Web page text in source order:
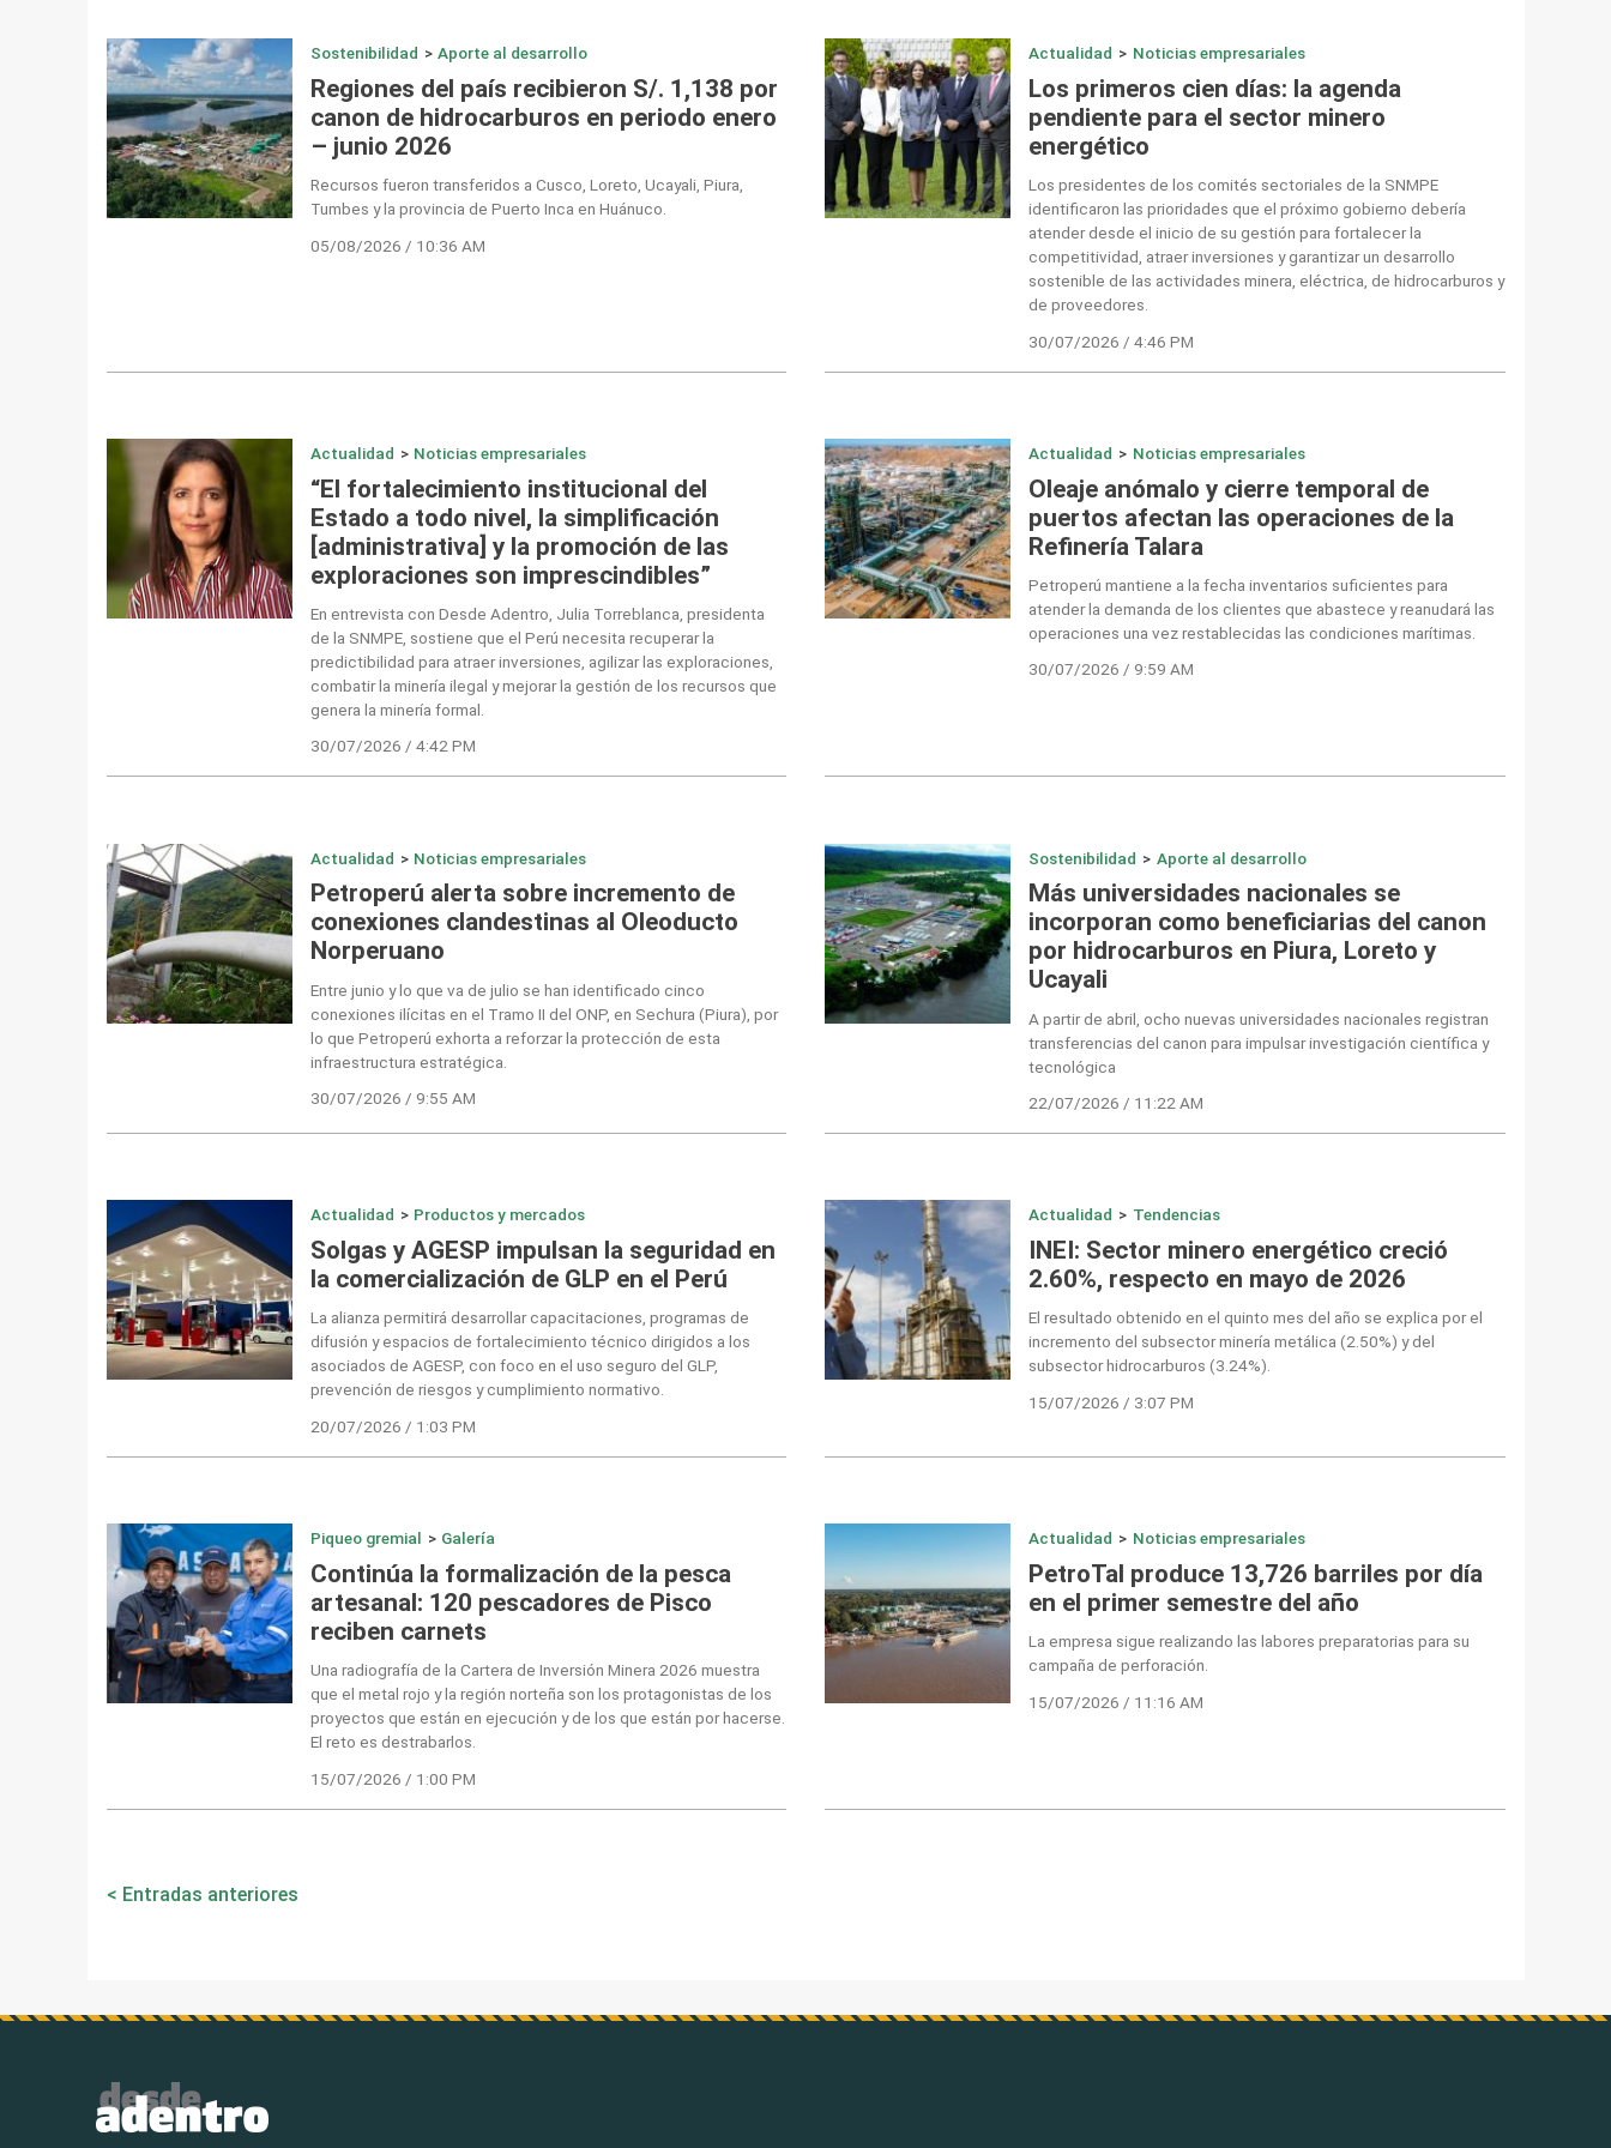
Sostenibilidad > Aporte al desarrollo
Regiones del país recibieron S/. 1,138 por
canon de hidrocarburos en periodo enero
– junio 2026
Recursos fueron transferidos a Cusco, Loreto, Ucayali, Piura,
Tumbes y la provincia de Puerto Inca en Huánuco.
05/08/2026 / 10:36 AM
Actualidad > Noticias empresariales
Los primeros cien días: la agenda
pendiente para el sector minero
energético
Los presidentes de los comités sectoriales de la SNMPE
identificaron las prioridades que el próximo gobierno debería
atender desde el inicio de su gestión para fortalecer la
competitividad, atraer inversiones y garantizar un desarrollo
sostenible de las actividades minera, eléctrica, de hidrocarburos y
de proveedores.
30/07/2026 / 4:46 PM
Actualidad > Noticias empresariales
“El fortalecimiento institucional del
Estado a todo nivel, la simplificación
[administrativa] y la promoción de las
exploraciones son imprescindibles”
En entrevista con Desde Adentro, Julia Torreblanca, presidenta
de la SNMPE, sostiene que el Perú necesita recuperar la
predictibilidad para atraer inversiones, agilizar las exploraciones,
combatir la minería ilegal y mejorar la gestión de los recursos que
genera la minería formal.
30/07/2026 / 4:42 PM
Actualidad > Noticias empresariales
Oleaje anómalo y cierre temporal de
puertos afectan las operaciones de la
Refinería Talara
Petroperú mantiene a la fecha inventarios suficientes para
atender la demanda de los clientes que abastece y reanudará las
operaciones una vez restablecidas las condiciones marítimas.
30/07/2026 / 9:59 AM
Actualidad > Noticias empresariales
Petroperú alerta sobre incremento de
conexiones clandestinas al Oleoducto
Norperuano
Entre junio y lo que va de julio se han identificado cinco
conexiones ilícitas en el Tramo II del ONP, en Sechura (Piura), por
lo que Petroperú exhorta a reforzar la protección de esta
infraestructura estratégica.
30/07/2026 / 9:55 AM
Sostenibilidad > Aporte al desarrollo
Más universidades nacionales se
incorporan como beneficiarias del canon
por hidrocarburos en Piura, Loreto y
Ucayali
A partir de abril, ocho nuevas universidades nacionales registran
transferencias del canon para impulsar investigación científica y
tecnológica
22/07/2026 / 11:22 AM
Actualidad > Productos y mercados
Solgas y AGESP impulsan la seguridad en
la comercialización de GLP en el Perú
La alianza permitirá desarrollar capacitaciones, programas de
difusión y espacios de fortalecimiento técnico dirigidos a los
asociados de AGESP, con foco en el uso seguro del GLP,
prevención de riesgos y cumplimiento normativo.
20/07/2026 / 1:03 PM
Actualidad > Tendencias
INEI: Sector minero energético creció
2.60%, respecto en mayo de 2026
El resultado obtenido en el quinto mes del año se explica por el
incremento del subsector minería metálica (2.50%) y del
subsector hidrocarburos (3.24%).
15/07/2026 / 3:07 PM
Piqueo gremial > Galería
Continúa la formalización de la pesca
artesanal: 120 pescadores de Pisco
reciben carnets
Una radiografía de la Cartera de Inversión Minera 2026 muestra
que el metal rojo y la región norteña son los protagonistas de los
proyectos que están en ejecución y de los que están por hacerse.
El reto es destrabarlos.
15/07/2026 / 1:00 PM
Actualidad > Noticias empresariales
PetroTal produce 13,726 barriles por día
en el primer semestre del año
La empresa sigue realizando las labores preparatorias para su
campaña de perforación.
15/07/2026 / 11:16 AM
Navegación
Entradas anteriores